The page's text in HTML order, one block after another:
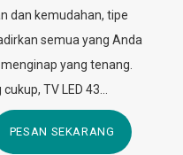
dan kemudahan, tipe
semua yang Anda
yang tenang.
TV LED 43…
PESAN SEKARANG